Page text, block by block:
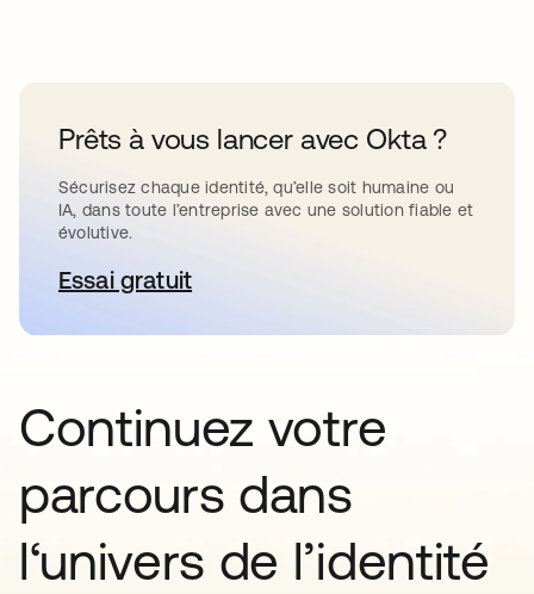
Prêts à vous lancer avec Okta ?
Sécurisez chaque identité, qu’elle soit humaine ou
IA, dans toute l’entreprise avec une solution fiable et
évolutive.
Essai gratuits’ouvre dans un nouvel onglet
Continuez votre
parcours dans
l‘univers de l’identité